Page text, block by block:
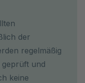
der
regelmäßig
und
keine